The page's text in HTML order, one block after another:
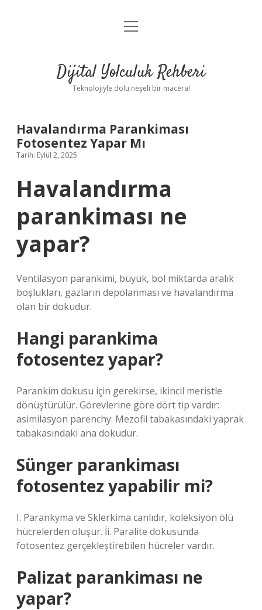
Anasayfa
Yasal Uyarı
menüyü
Dijital Yolculuk Rehberi
Teknolojiyle dolu neşeli bir macera!
Havalandırma Parankiması
Fotosentez Yapar Mı
Tarih: Eylül 2, 2025
Havalandırma
parankiması ne
yapar?
Ventilasyon parankimi, büyük, bol miktarda aralık
boşlukları, gazların depolanması ve havalandırma
olan bir dokudur.
Hangi parankima
fotosentez yapar?
Parankim dokusu için gerekirse, ikincil meristle
dönüştürülür. Görevlerine göre dört tip vardır:
asimilasyon parenchy: Mezofil tabakasındaki yaprak
tabakasındaki ana dokudur.
Sünger parankiması
fotosentez yapabilir mi?
I. Parankyma ve Sklerkima canlıdır, koleksiyon ölü
hücrelerden oluşur. İi. Paralite dokusunda
fotosentez gerçekleştirebilen hücreler vardır.
Palizat parankiması ne
yapar?